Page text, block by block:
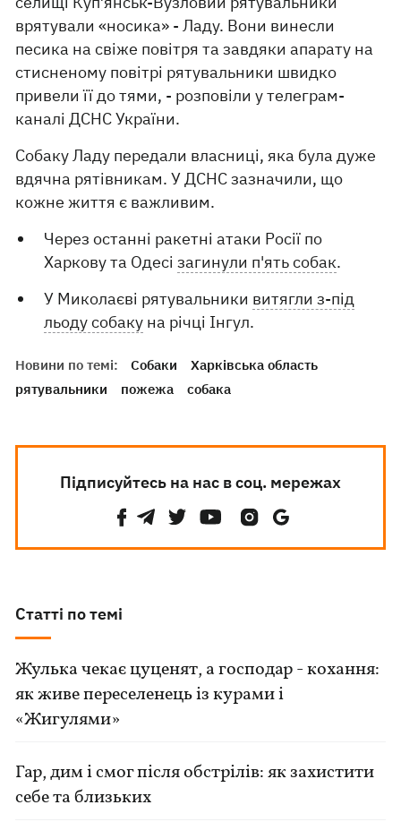
врятували «носика» - Ладу. Вони винесли
песика на свіже повітря та завдяки апарату на
стисненому повітрі рятувальники швидко
привели її до тями, - розповіли у телеграм-
каналі ДСНС України.
Собаку Ладу передали власниці, яка була дуже
вдячна рятівникам. У ДСНС зазначили, що
кожне життя є важливим.
Через останні ракетні атаки Росії по
Харкову та Одесізагинули п'ять собак.
У Миколаєві рятувальники витягли з-під
льоду собаку на річці Інгул.
Новини по темі: Собаки
Харківська область
рятувальники
пожежа собака
Підписуйтесь на нас в соц. мережах
Статті по темі
Жулька чекає цуценят, а господар - кохання:
як живе переселенець із курами і
«Жигулями»
Гар, дим і смог після обстрілів: як захистити
себе та близьких